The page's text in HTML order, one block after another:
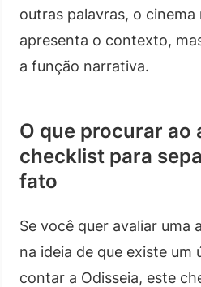
outras palavras, o cinema
apresenta o contexto,
a função narrativa.
O que procurar ao
checklist para
fato
Se você quer avaliar uma
na ideia de que existe
contar a Odisseia, este